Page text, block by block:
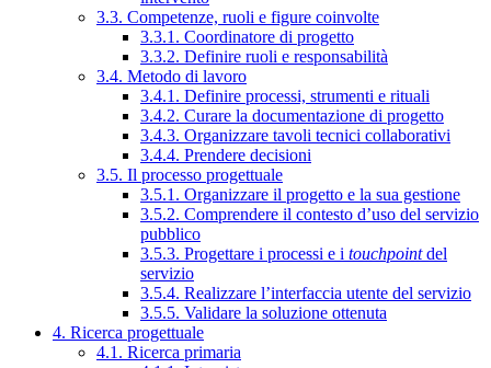
3.3. Competenze, ruoli e figure coinvolte
3.3.1. Coordinatore di progetto
3.3.2. Definire ruoli e responsabilità
3.4. Metodo di lavoro
3.4.1. Definire processi, strumenti e rituali
3.4.2. Curare la documentazione di progetto
3.4.3. Organizzare tavoli tecnici collaborativi
3.4.4. Prendere decisioni
3.5. Il processo progettuale
3.5.1. Organizzare il progetto e la sua gestione
3.5.2. Comprendere il contesto d’uso del servizio
pubblico
3.5.3. Progettare i processi e i touchpointdel
servizio
3.5.4. Realizzare l’interfaccia utente del servizio
3.5.5. Validare la soluzione ottenuta
4. Ricerca progettuale
4.1. Ricerca primaria